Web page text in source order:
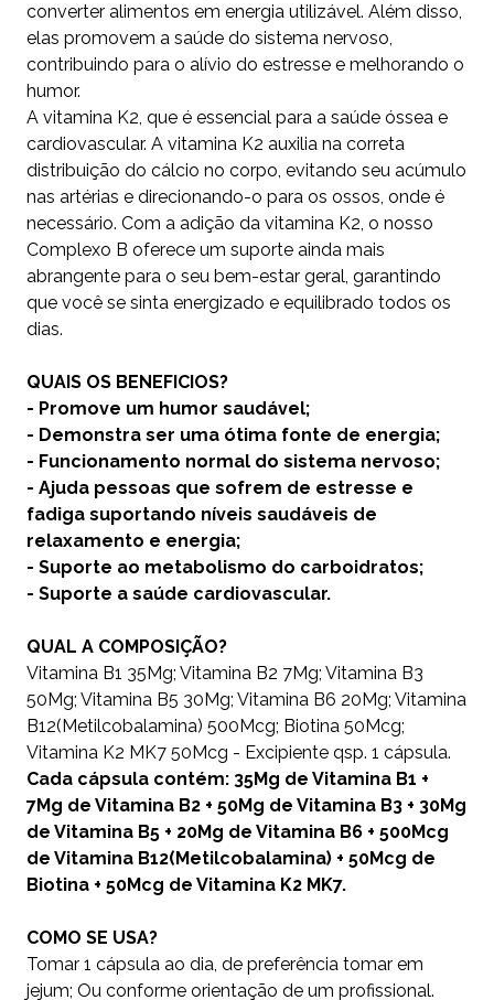
converter alimentos em energia utilizável. Além disso,
elas promovem a saúde do sistema nervoso,
contribuindo para o alívio do estresse e melhorando o
humor.
A vitamina K2, que é essencial para a saúde óssea e
cardiovascular. A vitamina K2 auxilia na correta
distribuição do cálcio no corpo, evitando seu acúmulo
nas artérias e direcionando-o para os ossos, onde é
necessário. Com a adição da vitamina K2, o nosso
Complexo B oferece um suporte ainda mais
abrangente para o seu bem-estar geral, garantindo
que você se sinta energizado e equilibrado todos os
dias.
QUAIS OS BENEFICIOS?
- Promove um humor saudável;
- Demonstra ser uma ótima fonte de energia;
- Funcionamento normal do sistema nervoso;
- Ajuda pessoas que sofrem de estresse e
fadiga suportando níveis saudáveis de
relaxamento e energia;
- Suporte ao metabolismo do carboidratos;
- Suporte a saúde cardiovascular.
QUAL A COMPOSIÇÃO?
Vitamina B1 35Mg; Vitamina B2 7Mg; Vitamina B3
50Mg; Vitamina B5 30Mg; Vitamina B6 20Mg; Vitamina
B12(Metilcobalamina) 500Mcg; Biotina 50Mcg;
Vitamina K2 MK7 50Mcg - Excipiente qsp. 1 cápsula.
Cada cápsula contém: 35Mg de Vitamina B1 +
7Mg de Vitamina B2 + 50Mg de Vitamina B3 + 30Mg
de Vitamina B5 + 20Mg de Vitamina B6 + 500Mcg
de Vitamina B12(Metilcobalamina) + 50Mcg de
Biotina + 50Mcg de Vitamina K2 MK7.
COMO SE USA?
Tomar 1 cápsula ao dia, de preferência tomar em
jejum; Ou conforme orientação de um profissional.